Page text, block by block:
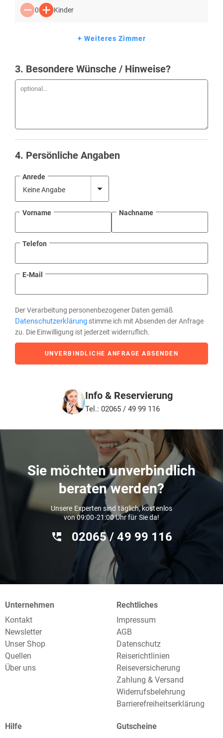
0 Kinder
+ Weiteres Zimmer
3. Besondere Wünsche / Hinweise?
4. Persönliche Angaben
Anrede
Vorname Nachname
Telefon
E-Mail
Der Verarbeitung personenbezogener Daten gemäß
Datenschutzerklärung stimme ich mit Absenden der Anfrage
zu. Die Einwilligung ist jederzeit widerruflich.
UNVERBINDLICHE ANFRAGE ABSENDEN
Info & Reservierung
Tel.: 02065 / 49 99 116
Sie möchten unverbindlich
beraten werden?
Unsere Experten sind täglich, kostenlos
von 09:00-21:00 Uhr für Sie da!
02065 / 49 ‌99 116
Unternehmen
Kontakt
Newsletter
Unser Shop
Quellen
Über uns
Rechtliches
Impressum
AGB
Datenschutz
Reiserichtlinien
Reiseversicherung
Zahlung & Versand
Widerrufsbelehrung
Barrierefreiheitserklärung
Hilfe
Gutscheine